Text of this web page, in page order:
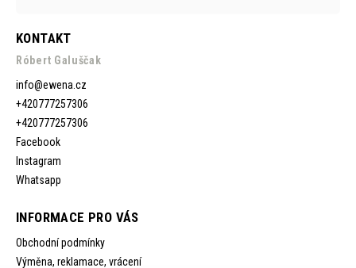
KONTAKT
Róbert Galuščak
info@ewena.cz
+420777257306
+420777257306
Facebook
Instagram
Whatsapp
INFORMACE PRO VÁS
Obchodní podmínky
Výměna, reklamace, vrácení